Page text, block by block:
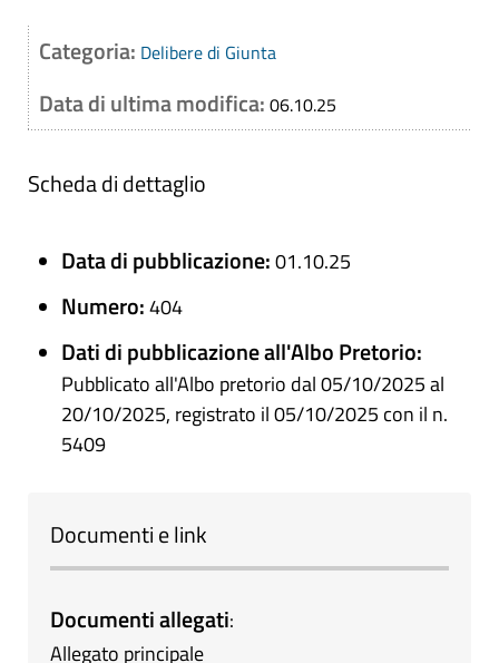
Categoria: Delibere di Giunta
Data di ultima modifica: 06.10.25
Scheda di dettaglio
Data di pubblicazione:01.10.25
Numero:404
Dati di pubblicazione all'Albo Pretorio:
Pubblicato all'Albo pretorio dal 05/10/2025 al
20/10/2025, registrato il 05/10/2025 con il n.
5409
Documenti e link
Documenti allegati:
Allegato principale